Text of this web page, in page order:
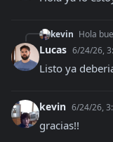
kevin Hola buen día, puede
Lucas 6/24/26,
Listo ya
kevin 6/24/26,
gracias!!